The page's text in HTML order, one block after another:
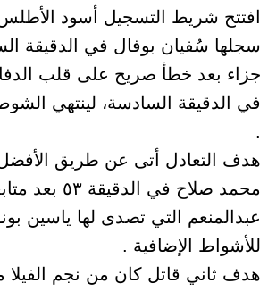
افتتح شريط التسجيل أسود الأطلس
سجلها سُفيان بوفال في الدقيقة
جزاء بعد خطأ صريح على قلب
.
هدف التعادل أتى عن طريق الأفضل
محمد صلاح في
عبدالمنعم التي تصدى لها ياسين
للأشواط الإضافية .
هدف ثاني قاتل كان من نجم